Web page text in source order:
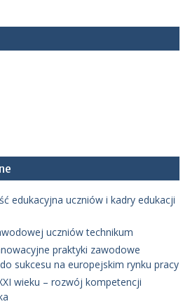
edukacyjna uczniów i kadry edukacji
uczniów technikum
praktyki zawodowe
sukcesu na europejskim rynku pracy
wieku – rozwój kompetencji